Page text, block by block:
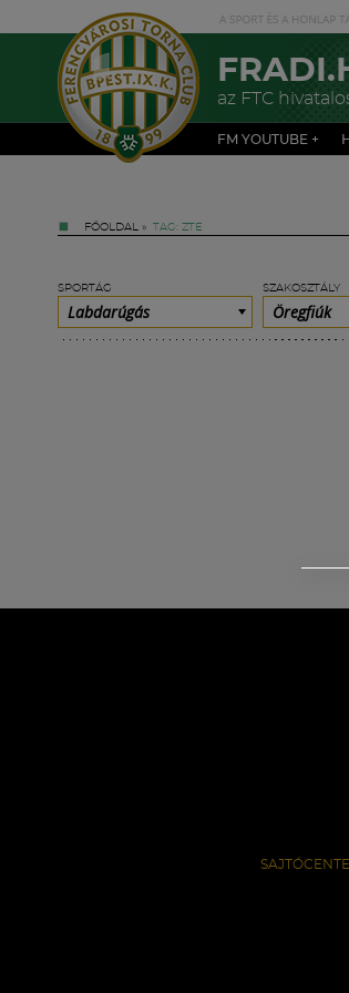
az FTC
FM YOUTUBE +
FŐOLDAL » TAG: ZTE
SPORTÁG
Labdarúgás
SZAKOSZTÁLY
Öregfiúk